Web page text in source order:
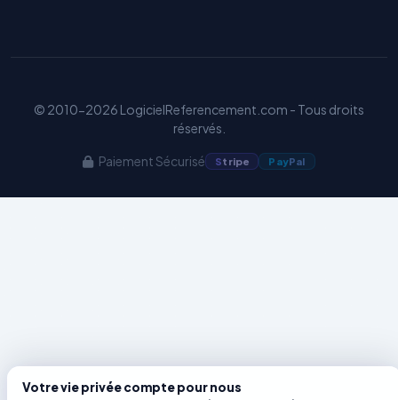
© 2010-2026 LogicielReferencement.com - Tous droits
réservés.
Paiement Sécurisé Stripe PayPal
Votre vie privée compte pour nous